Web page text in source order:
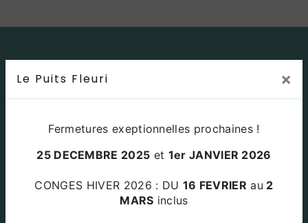
Le Puits Fleuri ×
Fermetures exeptionnelles prochaines !
25 DECEMBRE 2025 et 1er JANVIER 2026
CONGES HIVER 2026 : DU 16 FEVRIER au 2
MARS inclus
Za Le Plan Des Amandiers 84220
BEAUMETTES